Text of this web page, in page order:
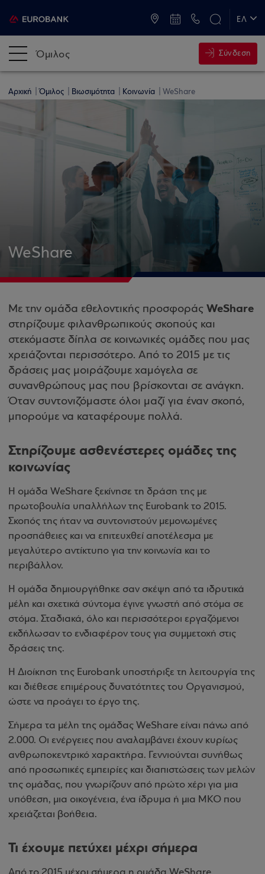
ΕΛ
Όμιλος Σύνδεση
Αρχική Όμιλος Βιωσιμότητα Κοινωνία WeShare
WeShare
Με την ομάδα εθελοντικής προσφοράς WeShare
στηρίζουμε φιλανθρωπικούς σκοπούς και
στεκόμαστε δίπλα σε κοινωνικές ομάδες που μας
χρειάζονται περισσότερο. Από το 2015 με τις
δράσεις μας μοιράζουμε χαμόγελα σε
συνανθρώπους μας που βρίσκονται σε ανάγκη.
Όταν συντονιζόμαστε όλοι μαζί για έναν σκοπό,
μπορούμε να καταφέρουμε πολλά.
Στηρίζουμε ασθενέστερες ομάδες της
κοινωνίας
Η ομάδα WeShare ξεκίνησε τη δράση της με
πρωτοβουλία υπαλλήλων της Eurobank το 2015.
Σκοπός της ήταν να συντονιστούν μεμονωμένες
προσπάθειες και να επιτευχθεί αποτέλεσμα με
μεγαλύτερο αντίκτυπο για την κοινωνία και το
περιβάλλον.
Η ομάδα δημιουργήθηκε σαν σκέψη από τα ιδρυτικά
μέλη και σχετικά σύντομα έγινε γνωστή από στόμα σε
στόμα. Σταδιακά, όλο και περισσότεροι εργαζόμενοι
εκδήλωσαν το ενδιαφέρον τους για συμμετοχή στις
δράσεις της.
Η Διοίκηση της Eurobank υποστήριξε τη λειτουργία της
και διέθεσε επιμέρους δυνατότητες του Οργανισμού,
ώστε να προάγει το έργο της.
Σήμερα τα μέλη της ομάδας WeShare είναι πάνω από
2.000. Οι ενέργειες που αναλαμβάνει έχουν κυρίως
ανθρωποκεντρικό χαρακτήρα. Γεννιούνται συνήθως
από προσωπικές εμπειρίες και διαπιστώσεις των μελών
της ομάδας, που γνωρίζουν από πρώτο χέρι για μια
υπόθεση, μια οικογένεια, ένα ίδρυμα ή μια ΜΚΟ που
χρειάζεται βοήθεια.
Τι έχουμε πετύχει μέχρι σήμερα